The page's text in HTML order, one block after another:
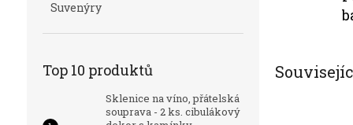
Suvenýry
Top 10 produktů
Sklenice na víno, přátelská
souprava - 2 ks. cibulákový